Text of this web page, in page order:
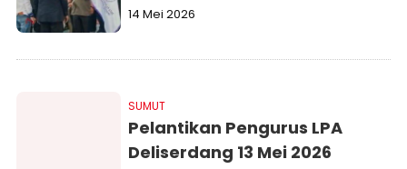
14 Mei 2026
SUMUT
Pelantikan Pengurus LPA
Deliserdang 13 Mei 2026